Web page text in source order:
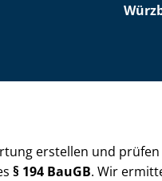
erstellen und
§ 194 BauGB. Wir